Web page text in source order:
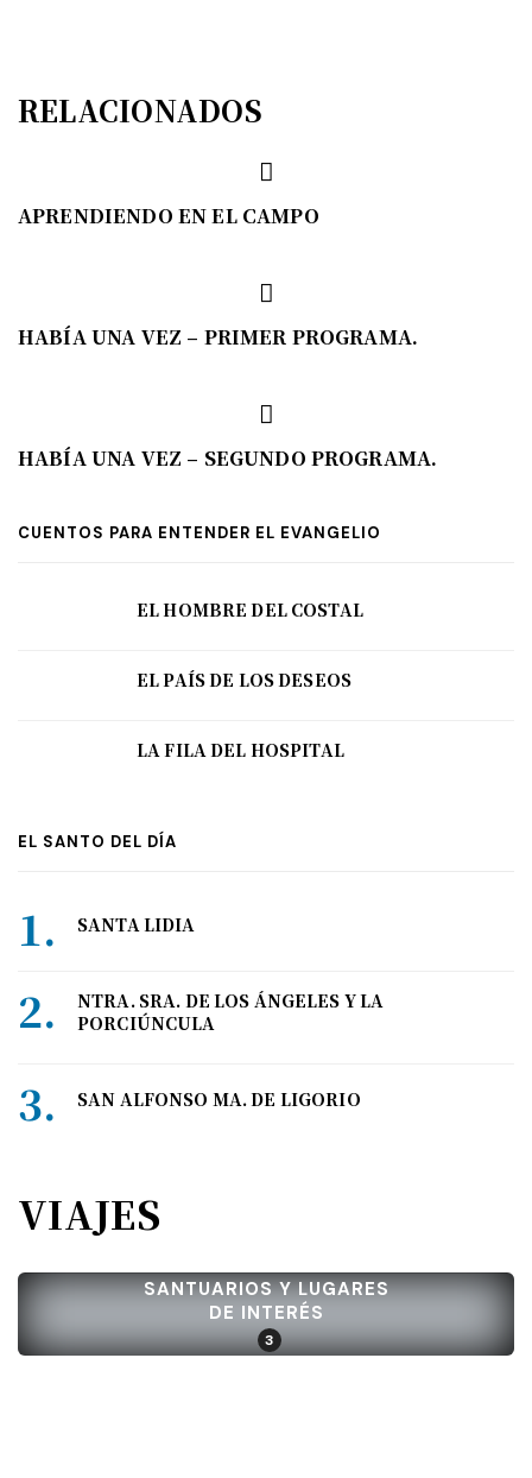
RELACIONADOS
APRENDIENDO EN EL CAMPO
HABÍA UNA VEZ – PRIMER PROGRAMA.
HABÍA UNA VEZ – SEGUNDO PROGRAMA.
CUENTOS PARA ENTENDER EL EVANGELIO
EL HOMBRE DEL COSTAL
EL PAÍS DE LOS DESEOS
LA FILA DEL HOSPITAL
EL SANTO DEL DÍA
SANTA LIDIA
NTRA. SRA. DE LOS ÁNGELES Y LA
PORCIÚNCULA
SAN ALFONSO MA. DE LIGORIO
VIAJES
SANTUARIOS Y LUGARES
DE INTERÉS
3